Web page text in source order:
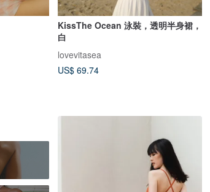
KissThe Ocean 泳裝，透明半身裙，
白
lovevitasea
US$ 69.74